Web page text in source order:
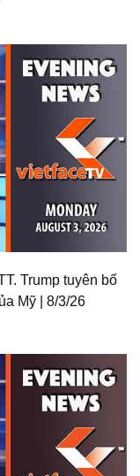
Trump tuyên bố
Mỹ | 8/3/26